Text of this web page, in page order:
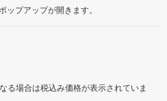
プアップが開きます。
る場合は税込み価格が表示されていま